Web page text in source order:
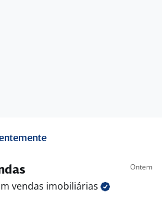
Ontem
vendas imobiliárias